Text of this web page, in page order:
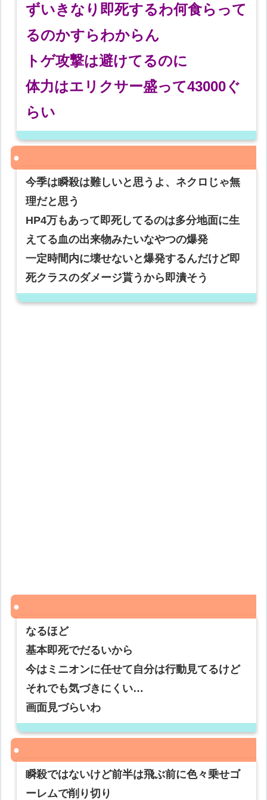
ずいきなり即死するわ何食らって
るのかすらわからん
トゲ攻撃は避けてるのに
体力はエリクサー盛って43000ぐ
らい
今季は瞬殺は難しいと思うよ、ネクロじゃ無
理だと思う
HP4万もあって即死してるのは多分地面に生
えてる血の出来物みたいなやつの爆発
一定時間内に壊せないと爆発するんだけど即
死クラスのダメージ貰うから即潰そう
なるほど
基本即死でだるいから
今はミニオンに任せて自分は行動見てるけど
それでも気づきにくい…
画面見づらいわ
瞬殺ではないけど前半は飛ぶ前に色々乗せゴ
ーレムで削り切り